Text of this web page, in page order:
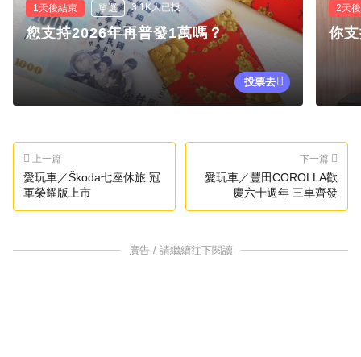
1天後結束 單選 3.1K人已投
您支持2026年再普發1萬嗎？
投票去
2天
你
上一篇
愛玩車／Škoda七座休旅 冠
軍榮耀版上市
下一篇
愛玩車／豐田COROLLA歡
慶六十週年 三車齊發
廣告 / 請繼續往下閱讀